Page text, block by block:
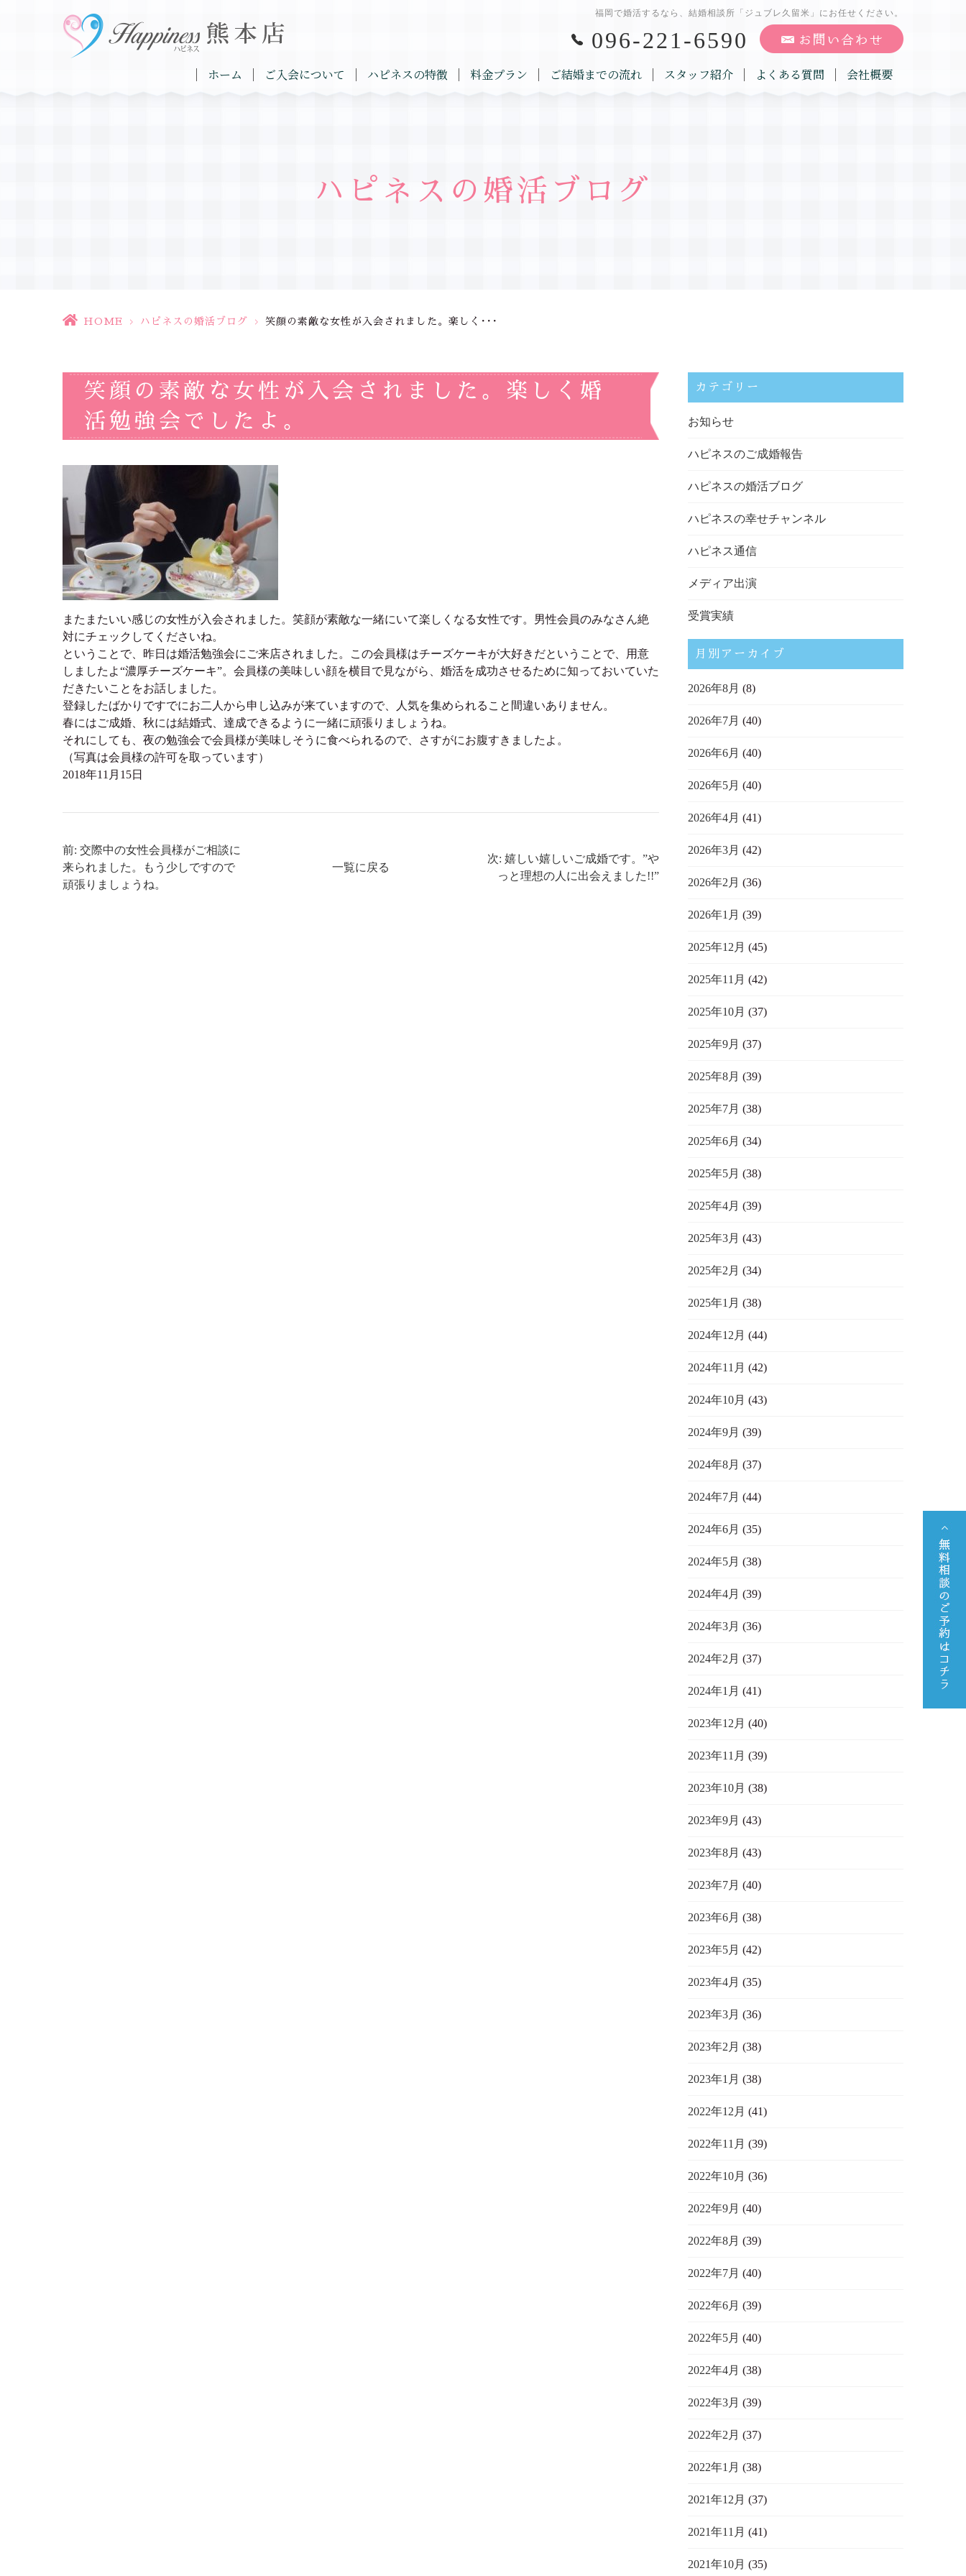
福岡で婚活するなら、結婚相談所「ジュブレ久留米」にお任せください。
096-221-6590
ホーム ご入会について ハピネスの特徴 料金プラン ご結婚までの流れ スタッフ紹介 よくある質問 会社概要
ハピネスの婚活ブログ
HOME > ハピネスの婚活ブログ > 笑顔の素敵な女性が入会されました。楽しく･･･
笑顔の素敵な女性が入会されました。楽しく婚
活勉強会でしたよ。
またまたいい感じの女性が入会されました。笑顔が素敵な一緒にいて楽しくなる女性です。男性会員のみなさん絶
対にチェックしてくださいね。
ということで、昨日は婚活勉強会にご来店されました。この会員様はチーズケーキが大好きだということで、用意
しましたよ“濃厚チーズケーキ”。会員様の美味しい顔を横目で見ながら、婚活を成功させるために知っておいていた
だきたいことをお話しました。
登録したばかりですでにお二人から申し込みが来ていますので、人気を集められること間違いありません。
春にはご成婚、秋には結婚式、達成できるように一緒に頑張りましょうね。
それにしても、夜の勉強会で会員様が美味しそうに食べられるので、さすがにお腹すきましたよ。
（写真は会員様の許可を取っています）
2018年11月15日
前: 交際中の女性会員様がご相談に
来られました。もう少しですので
頑張りましょうね。
一覧に戻る
次: 嬉しい嬉しいご成婚です。”や
っと理想の人に出会えました!!”
カテゴリー
お知らせ
ハピネスのご成婚報告
ハピネスの婚活ブログ
ハピネスの幸せチャンネル
ハピネス通信
メディア出演
受賞実績
月別アーカイブ
2026年8月 (8)
2026年7月 (40)
2026年6月 (40)
2026年5月 (40)
2026年4月 (41)
2026年3月 (42)
2026年2月 (36)
2026年1月 (39)
2025年12月 (45)
2025年11月 (42)
2025年10月 (37)
2025年9月 (37)
2025年8月 (39)
2025年7月 (38)
2025年6月 (34)
2025年5月 (38)
2025年4月 (39)
2025年3月 (43)
2025年2月 (34)
2025年1月 (38)
2024年12月 (44)
2024年11月 (42)
2024年10月 (43)
2024年9月 (39)
2024年8月 (37)
2024年7月 (44)
2024年6月 (35)
2024年5月 (38)
2024年4月 (39)
2024年3月 (36)
2024年2月 (37)
2024年1月 (41)
2023年12月 (40)
2023年11月 (39)
2023年10月 (38)
2023年9月 (43)
2023年8月 (43)
2023年7月 (40)
2023年6月 (38)
2023年5月 (42)
2023年4月 (35)
2023年3月 (36)
2023年2月 (38)
2023年1月 (38)
2022年12月 (41)
2022年11月 (39)
2022年10月 (36)
2022年9月 (40)
2022年8月 (39)
2022年7月 (40)
2022年6月 (39)
2022年5月 (40)
2022年4月 (38)
2022年3月 (39)
2022年2月 (37)
2022年1月 (38)
2021年12月 (37)
2021年11月 (41)
2021年10月 (35)